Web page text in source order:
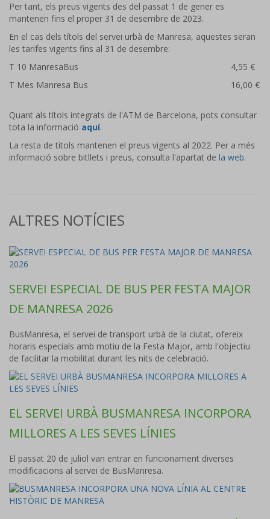
Per tant, els preus vigents des del passat 1 de gener es
mantenen fins el proper 31 de desembre de 2023.
En el cas dels títols del servei urbà de Manresa, aquestes seran
les tarifes vigents fins al 31 de desembre:
T 10 ManresaBus
4,55 €
T Mes Manresa Bus
16,00 €
Quant als títols integrats de l'ATM de Barcelona, pots consultar
tota la informació aquí.
La resta de títols mantenen el preus vigents al 2022. Per a més
informació sobre bitllets i preus, consulta l'apartat de la web.
ALTRES NOTÍCIES
SERVEI ESPECIAL DE BUS PER FESTA MAJOR
DE MANRESA 2026
BusManresa, el servei de transport urbà de la ciutat, ofereix
horaris especials amb motiu de la Festa Major, amb l'objectiu
de facilitar la mobilitat durant les nits de celebració.
EL SERVEI URBÀ BUSMANRESA INCORPORA
MILLORES A LES SEVES LÍNIES
El passat 20 de juliol van entrar en funcionament diverses
modificacions al servei de BusManresa.